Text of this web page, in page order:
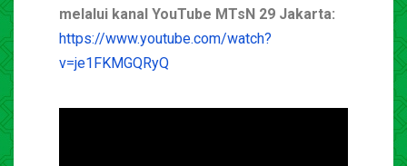
melalui kanal YouTube MTsN 29 Jakarta:
https://www.youtube.com/watch?
v=je1FKMGQRyQ